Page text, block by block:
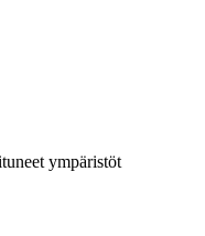
ympäristöt